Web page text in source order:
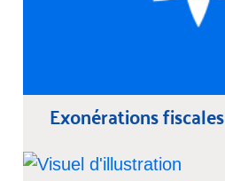
Exonérations fiscales